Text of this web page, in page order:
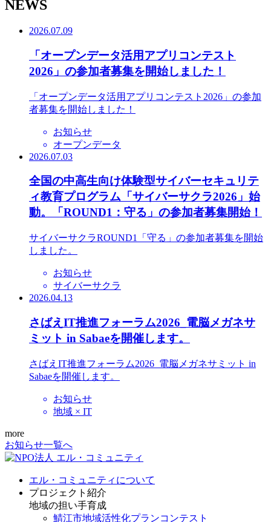
NEWS
2026.07.09
「オープンデータ活用アプリコンテスト
2026」の参加者募集を開始しました！
「オープンデータ活用アプリコンテスト2026」の参加
者募集を開始しました！
お知らせ
オープンデータ
2026.07.03
全国の中高生向け体験型サイバーセキュリテ
ィ教育プログラム「サイバーサクラ2026」始
動。「ROUND1：守る」の参加者募集開始！
サイバーサクラROUND1「守る」の参加者募集を開始
しました。
お知らせ
サイバーサクラ
2026.04.13
さばえIT推進フォーラム2026_電脳メガネサ
ミット in Sabaeを開催します。
さばえIT推進フォーラム2026_電脳メガネサミット in
Sabaeを開催します。
お知らせ
地域 × IT
more
お知らせ一覧へ
エル・コミュニティについて
プロジェクト紹介
地域の担い手育成
鯖江市地域活性化プランコンテスト